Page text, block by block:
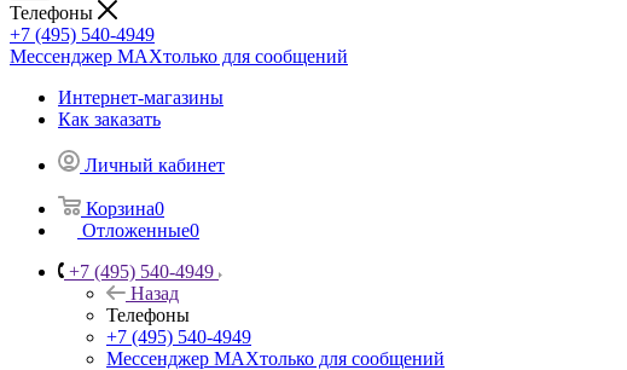
Телефоны
+7 (495) 540-4949
Мессенджер МАХтолько для сообщений
Интернет-магазины
Как заказать
Личный кабинет
Корзина0
Отложенные0
+7 (495) 540-4949
Назад
Телефоны
+7 (495) 540-4949
Мессенджер МАХтолько для сообщений